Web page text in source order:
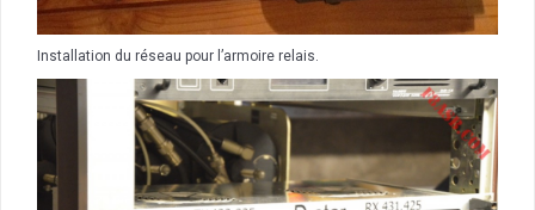
Installation du réseau pour l’armoire relais.